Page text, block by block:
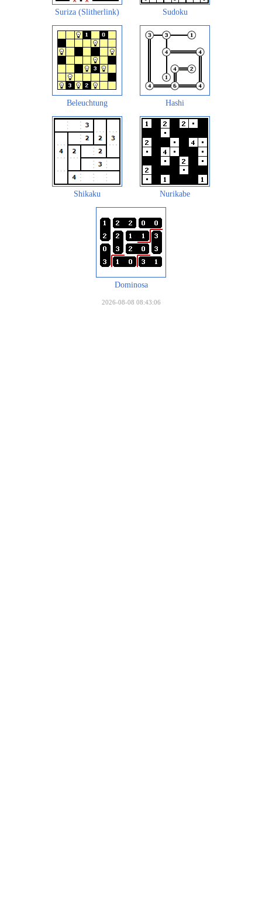
Suriza (Slitherlink) Sudoku
Beleuchtung Hashi
Shikaku Nurikabe
Dominosa
2026-08-08 08:43:06